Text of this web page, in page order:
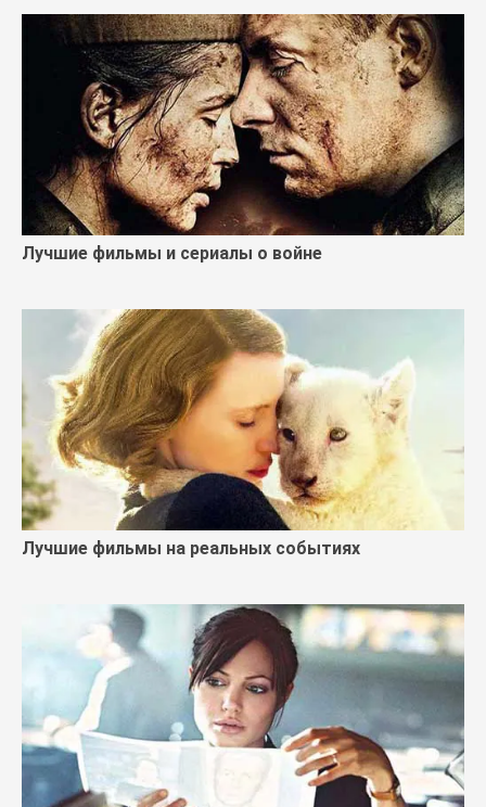
Лучшие фильмы и сериалы о войне
Лучшие фильмы на реальных событиях